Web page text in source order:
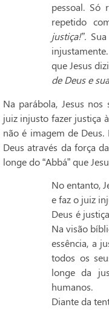
pessoal. Só
repetido
justiça!”.
que Jesus
de Deus e
Na parábola, Jesus
juiz injusto fazer justiça
não é imagem de Deus.
Deus através da força
longe do “Abbá” que
No entanto,
e faz o juiz
Deus é
Na visão
essência, a
todos os
longe da
humanos.
Diante da